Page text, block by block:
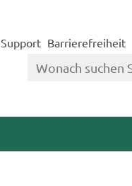
Support Barrierefreiheit